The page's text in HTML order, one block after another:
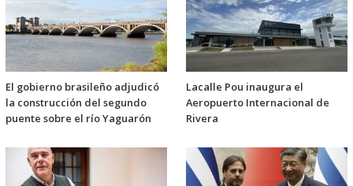
El gobierno brasileño adjudicó
la construcción del segundo
puente sobre el río Yaguarón
Lacalle Pou inaugura el
Aeropuerto Internacional de
Rivera